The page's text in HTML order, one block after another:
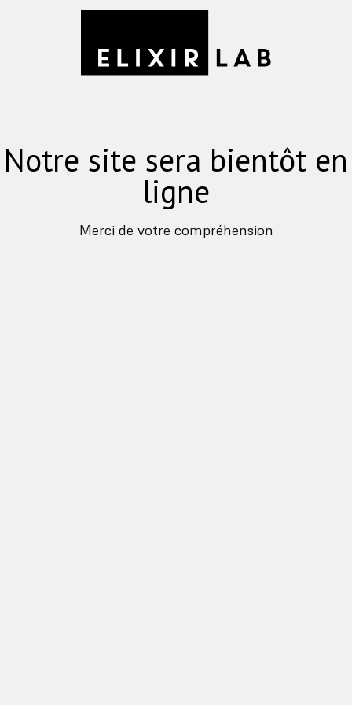
Notre site sera bientôt en
ligne
Merci de votre compréhension